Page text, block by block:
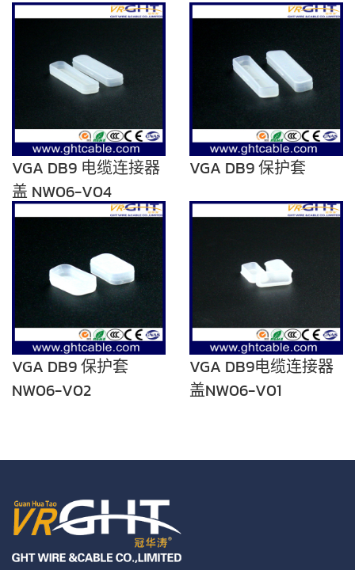
VGA DB9 电缆连接器
盖 NW06-V04
VGA DB9 保护套
VGA DB9 保护套
NW06-V02
VGA DB9电缆连接器
盖NW06-V01